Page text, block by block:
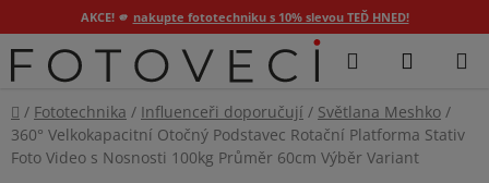
AKCE! 🫵 nakupte fototechniku s 10% slevou TEĎ HNED!
Přejít
na
Hledat
Domů
/ Fototechnika / Influenceři doporučují / Světlana Meshko /
360° Velkokapacitní Otočný Podstavec Rotační Platforma Stativ
Foto Video s Nosnosti 100kg Průměr 60cm Výběr Variant